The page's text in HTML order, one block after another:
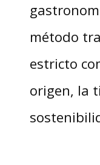
método
estricto
origen, la